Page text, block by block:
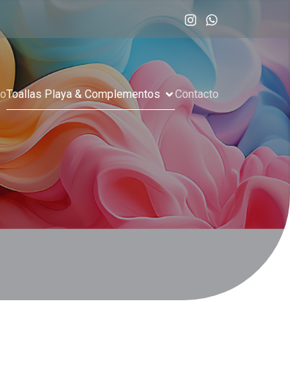
Toallas Playa & Complementos Contacto